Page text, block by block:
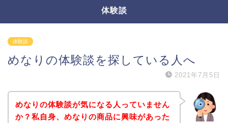
体験談
体験談
めなりの体験談を探している人へ
2021年7月5日
めなりの体験談が気になる人っていません
か？私自身、めなりの商品に興味があった